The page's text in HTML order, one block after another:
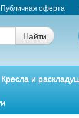
Публичная оферта
Найти
Кресла и